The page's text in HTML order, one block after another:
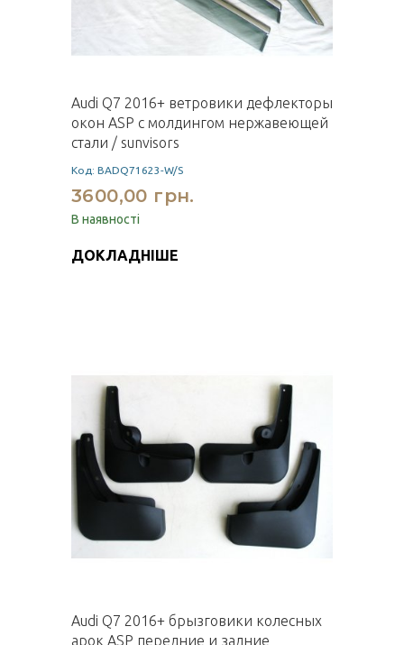
Audi Q7 2016+ ветровики дефлекторы
окон ASP с молдингом нержавеющей
стали / sunvisors
Код: BADQ71623-W/S
3600,00 грн.
В наявності
ДОКЛАДНІШЕ
Audi Q7 2016+ брызговики колесных
арок ASP передние и задние